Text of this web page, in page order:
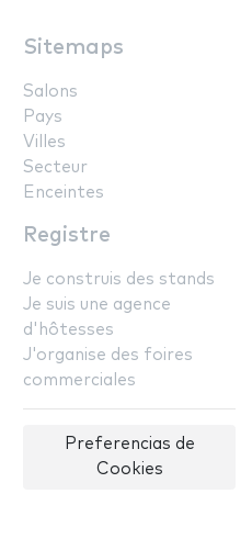
Sitemaps
Salons
Pays
Villes
Secteur
Enceintes
Registre
Je construis des stands
Je suis une agence
d'hôtesses
J'organise des foires
commerciales
Preferencias de
Cookies